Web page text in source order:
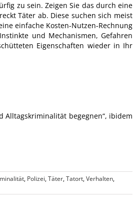
zu sein. Zeigen Sie das durch eine
Täter ab. Diese suchen sich meist
einfache Kosten-Nutzen-Rechnung
und Mechanismen, Gefahren
Eigenschaften wieder in Ihr
Alltagskriminalität begegnen“, ibidem
, Polizei,Täter,Tatort,Verhalten,